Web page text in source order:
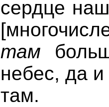
сердце
там
небес, да
там.